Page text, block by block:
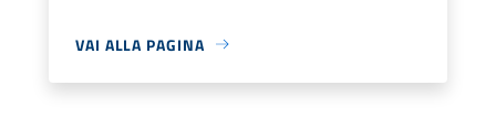
VAI ALLA PAGINA